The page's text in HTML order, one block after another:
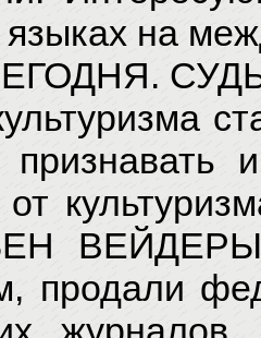
на
от
ВЕЙДЕРЫ
продали